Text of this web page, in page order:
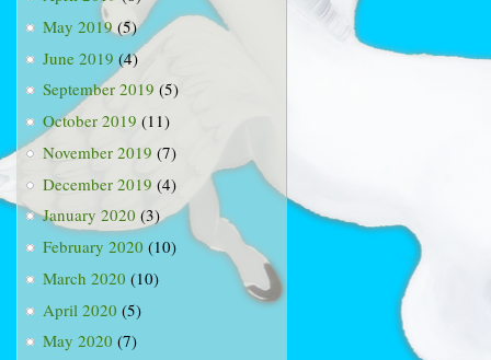
May 2019(5)
June 2019 (4)
September 2019 (5)
October 2019 (11)
November 2019 (7)
December 2019 (4)
January 2020 (3)
February 2020 (10)
March 2020 (10)
April 2020 (5)
May 2020 (7)